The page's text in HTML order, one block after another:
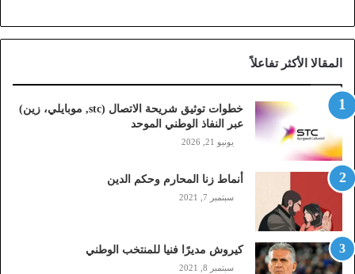
ل
ا
ت
ص
ل
(
s
,
م
و
المقالا الأكثر تفاعلاً
خطوات توثيق شريحة الاتصال (stc, موبايلي، زين)
عبر النفاذ الوطني الموحد
يونيو 21, 2026
أنماط زنا المحارم وحكم الدين
سبتمبر 7, 2021
كيروش مديرًا فنيا للمنتخب الوطني
سبتمبر 8, 2021